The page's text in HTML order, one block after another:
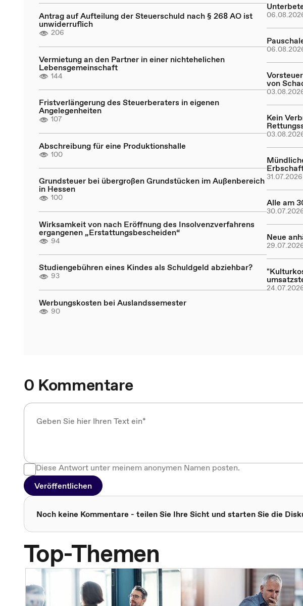
Antrag auf Aufteilung der Steuerschuld nach § 268 AO ist
unwiderruflich
206
Vermietung an den Partner in einer nichtehelichen
Lebensgemeinschaft
144
Fristverlängerung des Steuerberaters in eigenen
Angelegenheiten
107
Abschreibung für eine Produktionshalle
100
Grundsteuer bei übergroßen Grundstücken im Außenbereich
in Hessen
100
Wirksamkeit von nach Eröffnung des Insolvenzverfahrens
ergangenen „Erstattungsbescheiden“
94
Studiengebühren eines Kindes als Schuldgeld abziehbar?
93
Werbungskosten bei Auslandssemester
90
von
Kein
31.07.2026
Alle am
Neue
0 Kommentare
Diese Antwort unter meinem anonymen Namen posten.
Veröffentlichen
Noch keine Kommentare - teilen Sie Ihre Sicht und starten Sie die
Top-Themen